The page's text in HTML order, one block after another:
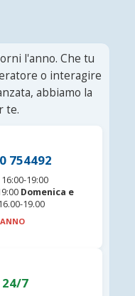
l'anno. Che tu
o interagire
abbiamo la
te.
754492
19:00
Domenica e
19.00
7